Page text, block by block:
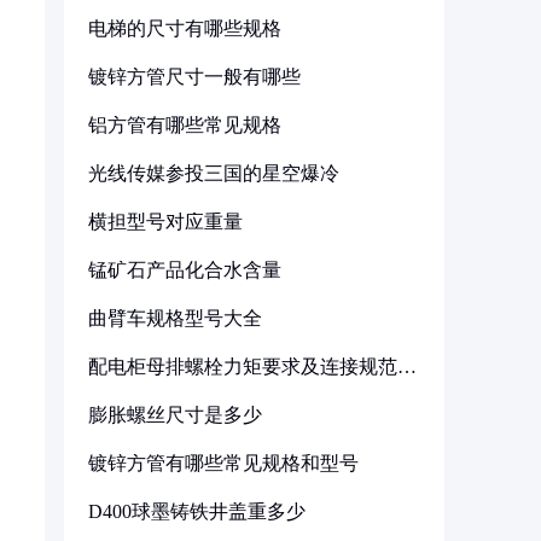
电梯的尺寸有哪些规格
镀锌方管尺寸一般有哪些
铝方管有哪些常见规格
光线传媒参投三国的星空爆冷
横担型号对应重量
锰矿石产品化合水含量
曲臂车规格型号大全
配电柜母排螺栓力矩要求及连接规范详
膨胀螺丝尺寸是多少
镀锌方管有哪些常见规格和型号
D400球墨铸铁井盖重多少